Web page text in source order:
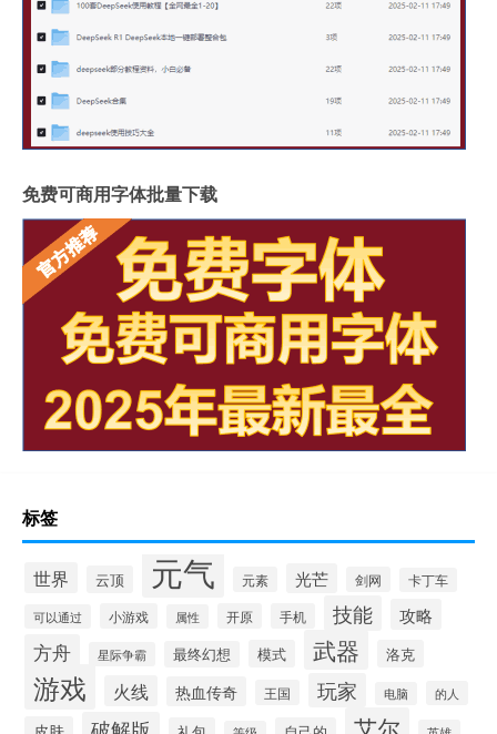
免费可商用字体批量下载
标签
世界 云顶 元气 元素 光芒 剑网 卡丁车
可以通过 小游戏 属性 开原 手机 技能 攻略
方舟 星际争霸 最终幻想 模式 武器 洛克
游戏 火线 热血传奇 王国 玩家 电脑 的人